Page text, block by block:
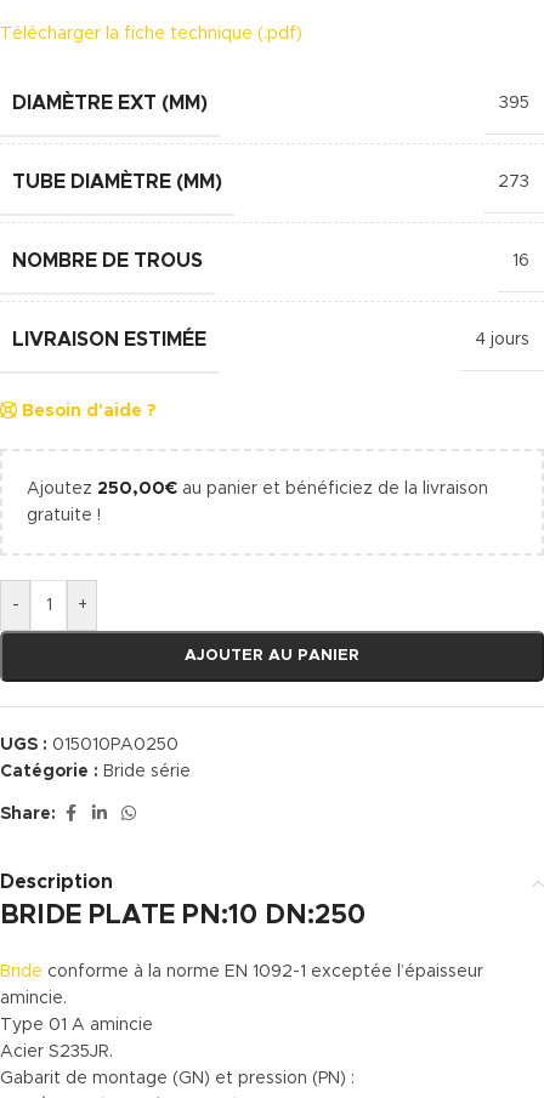
Télécharger la fiche technique (.pdf)
DIAMÈTRE EXT (MM) 395
TUBE DIAMÈTRE (MM) 273
NOMBRE DE TROUS 16
LIVRAISON ESTIMÉE 4 jours
Besoin d'aide ?
Ajoutez 250,00€ au panier et bénéficiez de la livraison
gratuite !
- +
AJOUTER AU PANIER
UGS : 015010PA0250
Catégorie : Bride série
Share:
Description
BRIDE PLATE PN:10 DN:250
Bride conforme à la norme EN 1092-1 exceptée l’épaisseur
amincie.
Type 01 A amincie
Acier S235JR.
Gabarit de montage (GN) et pression (PN) :